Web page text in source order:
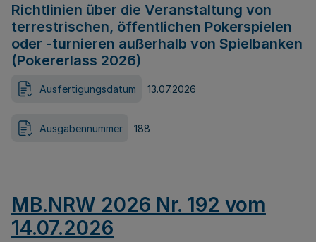
Richtlinien über die Veranstaltung von
terrestrischen, öffentlichen Pokerspielen
oder -turnieren außerhalb von Spielbanken
(Pokererlass 2026)
Ausfertigungsdatum 13.07.2026
Ausgabennummer 188
MB.NRW 2026 Nr. 192 vom
14.07.2026